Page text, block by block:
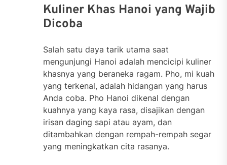
Kuliner Khas Hanoi yang Wajib
Dicoba
Salah satu daya tarik utama saat
mengunjungi Hanoi adalah mencicipi kuliner
khasnya yang beraneka ragam. Pho, mi kuah
yang terkenal, adalah hidangan yang harus
Anda coba. Pho Hanoi dikenal dengan
kuahnya yang kaya rasa, disajikan dengan
irisan daging sapi atau ayam, dan
ditambahkan dengan rempah-rempah segar
yang meningkatkan cita rasanya.